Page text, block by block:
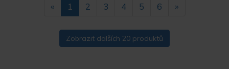
« 1 2 3 4 5 6 »
Zobrazit dalších 20 produktů